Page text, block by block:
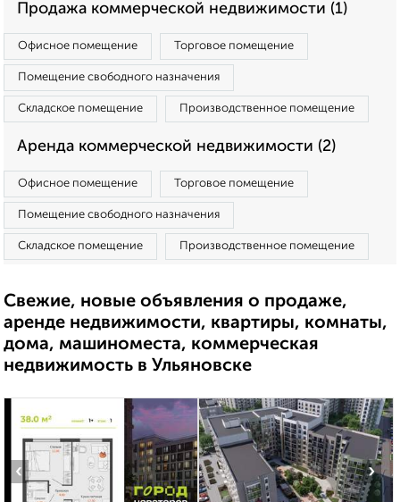
Продажа коммерческой недвижимости (1)
Офисное помещение Торговое помещение
Помещение свободного назначения
Складское помещение Производственное помещение
Аренда коммерческой недвижимости (2)
Офисное помещение Торговое помещение
Помещение свободного назначения
Складское помещение Производственное помещение
Свежие, новые объявления о продаже,
аренде недвижимости, квартиры, комнаты,
дома, машиноместа, коммерческая
недвижимость в Ульяновске
‹ ›